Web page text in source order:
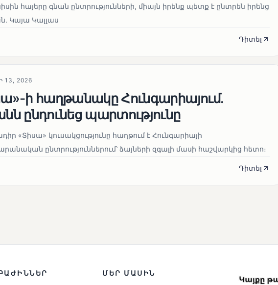
հայերը գնան ընտրությունների, միայն իրենք պետք է ընտրեն իրենց
Կայա Կալլաս
Դիտել
13, 2026
ի հաղթանակը Հունգարիայում․
ընդունեց պարտությունը
«Տիսա» կուսակցությունը հաղթում է Հունգարիայի
ընտրություններում՝ ձայների զգալի մասի հաշվարկից հետո։
Դիտել
ՄԵՐ ՄԱՍԻՆ